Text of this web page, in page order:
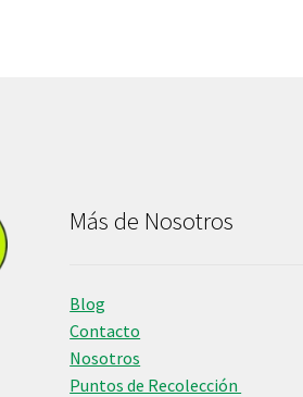
Más de Nosotros
Blog
Contacto
Nosotros
Puntos de Recolección